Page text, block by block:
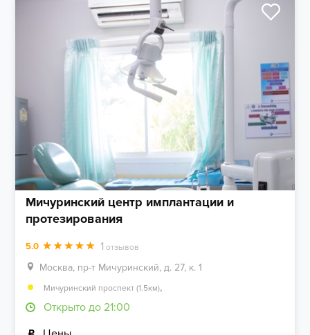
Мичуринский центр имплантации и
протезирования
5.0 1 отзывов
Москва, пр-т Мичуринский, д. 27, к. 1
Мичуринский проспект (1.5км),
Открыто до 21:00